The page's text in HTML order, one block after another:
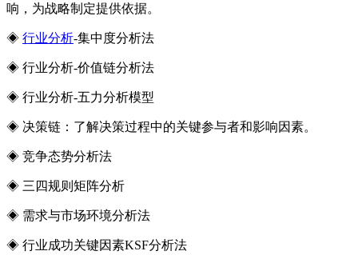
响，为战略制定提供依据。
◈ 行业分析-集中度分析法
◈ 行业分析-价值链分析法
◈ 行业分析-五力分析模型
◈ 决策链：了解决策过程中的关键参与者和影响因素。
◈ 竞争态势分析法
◈ 三四规则矩阵分析
◈ 需求与市场环境分析法
◈ 行业成功关键因素KSF分析法